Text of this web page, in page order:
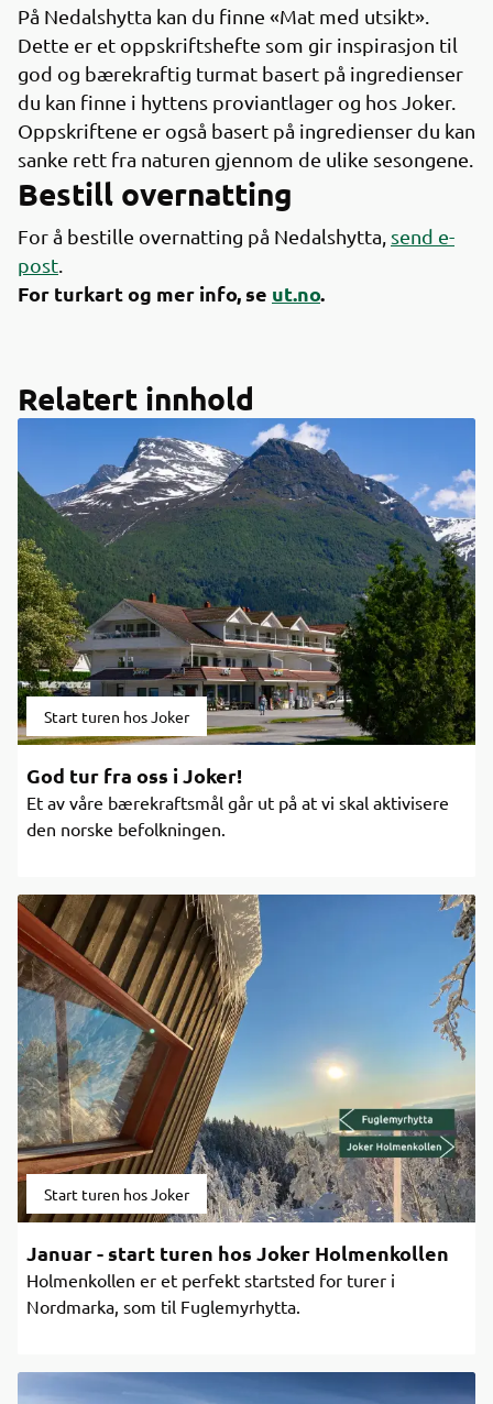
På Nedalshytta kan du finne «Mat med utsikt».
Dette er et oppskriftshefte som gir inspirasjon til
god og bærekraftig turmat basert på ingredienser
du kan finne i hyttens proviantlager og hos Joker.
Oppskriftene er også basert på ingredienser du kan
sanke rett fra naturen gjennom de ulike sesongene.
Bestill overnatting
For å bestille overnatting på Nedalshytta, send e-
post
For turkart og mer info, se ut.no.
Relatert innhold
Start turen hos Joker
God tur fra oss i Joker!
Et av våre bærekraftsmål går ut på at vi skal aktivisere
den norske befolkningen.
Start turen hos Joker
Januar - start turen hos Joker Holmenkollen
Holmenkollen er et perfekt startsted for turer i
Nordmarka, som til Fuglemyrhytta.